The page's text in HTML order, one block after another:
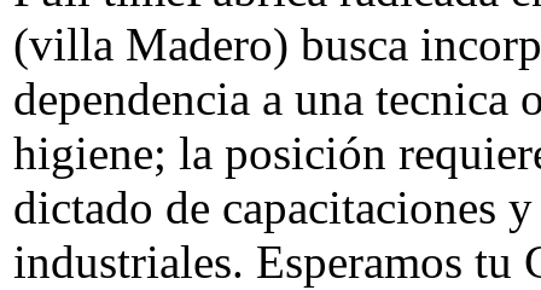
(villa Madero) busca
dependencia a una tecnica
higiene; la posición
dictado de capacitaciones
industriales. Esperamos tu